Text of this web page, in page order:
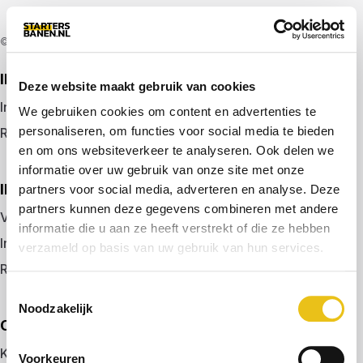
Deze website maakt gebruik van cookies
We gebruiken cookies om content en advertenties te
personaliseren, om functies voor social media te bieden
en om ons websiteverkeer te analyseren. Ook delen we
informatie over uw gebruik van onze site met onze
partners voor social media, adverteren en analyse. Deze
partners kunnen deze gegevens combineren met andere
informatie die u aan ze heeft verstrekt of die ze hebben
verzameld op basis van uw gebruik van hun services.
Noodzakelijk
Voorkeuren
© 2026 door startersbanen.nl
IK ZOEK EEN BAAN
Inloggen
Registreren
IK BEN WERKGEVER
Vacature plaatsen
Inloggen
Registreren
OVER ONS
Kennismaken met MELON